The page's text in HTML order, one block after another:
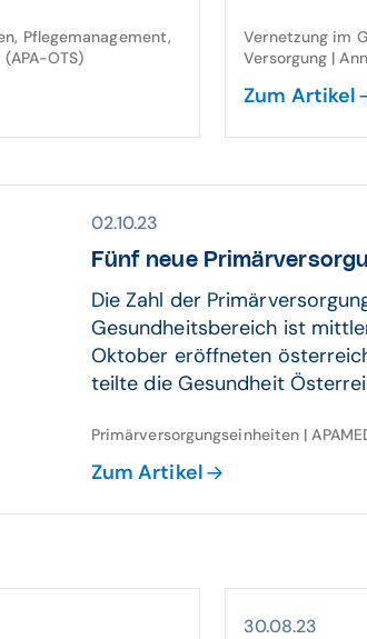
Pflegemanagement,
OTS)
Vernetzung im
Versorgung |
Zum Artikel
02.10.23
Fünf neue
Die Zahl der
Gesundheitsbereich ist
Oktober eröffneten
teilte die Gesundheit
Primärversorgungseinheiten |
Zum Artikel
30.08.23